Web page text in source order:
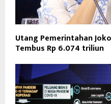
Utang Pemerintahan
Tembus Rp 6.074 triliun